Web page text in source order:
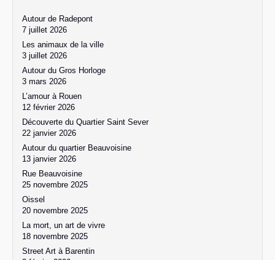
Autour de Radepont
7 juillet 2026
Les animaux de la ville
3 juillet 2026
Autour du Gros Horloge
3 mars 2026
L’amour à Rouen
12 février 2026
Découverte du Quartier Saint Sever
22 janvier 2026
Autour du quartier Beauvoisine
13 janvier 2026
Rue Beauvoisine
25 novembre 2025
Oissel
20 novembre 2025
La mort, un art de vivre
18 novembre 2025
Street Art à Barentin